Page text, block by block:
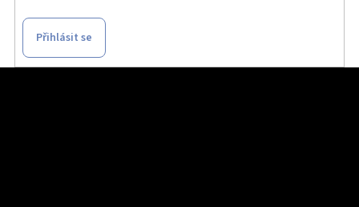
Přihlásit se